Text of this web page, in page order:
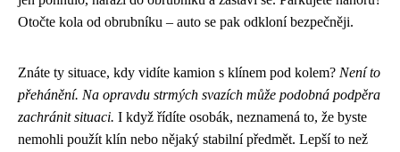
Otočte kola od obrubníku – auto se pak odkloní bezpečněji.
Znáte ty situace, kdy vidíte kamion s klínem pod kolem? Není to
přehánění. Na opravdu strmých svazích může podobná podpěra
zachránit situaci. I když řídíte osobák, neznamená to, že byste
nemohli použít klín nebo nějaký stabilní předmět. Lepší to než